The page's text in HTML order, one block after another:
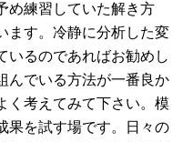
め練習していた解き方
ます。冷静に分析した変
いるのであればお勧めし
んでいる方法が一番良か
く考えてみて下さい。模
果を試す場です。日々の